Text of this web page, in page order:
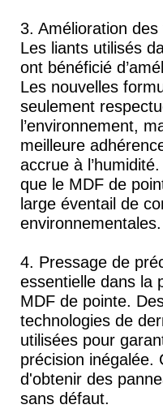
3. Amélioration
Les liants utilisés
ont bénéficié
Les nouvelles
seulement
l’environnement,
meilleure
accrue à
que le MDF de
large éventail de
environnementales.
4. Pressage de
essentielle dans la
MDF de pointe.
technologies de
utilisées pour
précision inégalée.
d'obtenir des
sans défaut.